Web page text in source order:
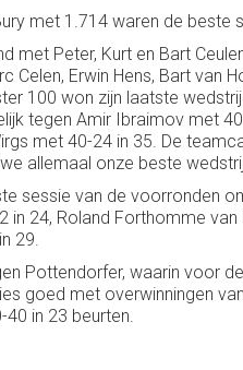
met 1.714 waren de beste
met Peter, Kurt en Bart
Celen, Erwin Hens, Bart van
100 won zijn laatste
tegen Amir Ibraimov met
met 40-24 in 35. De
allemaal onze beste
sessie van de voorronden
in 24, Roland Forthomme
29.
Pottendorfer, waarin voor
goed met overwinningen
40 in 23 beurten.